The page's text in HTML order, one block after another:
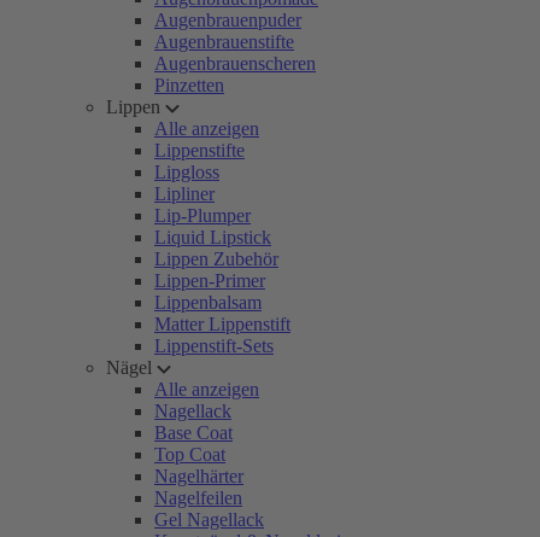
Augenbrauenpuder
Augenbrauenstifte
Augenbrauenscheren
Pinzetten
Lippen
Alle anzeigen
Lippenstifte
Lipgloss
Lipliner
Lip-Plumper
Liquid Lipstick
Lippen Zubehör
Lippen-Primer
Lippenbalsam
Matter Lippenstift
Lippenstift-Sets
Nägel
Alle anzeigen
Nagellack
Base Coat
Top Coat
Nagelhärter
Nagelfeilen
Gel Nagellack